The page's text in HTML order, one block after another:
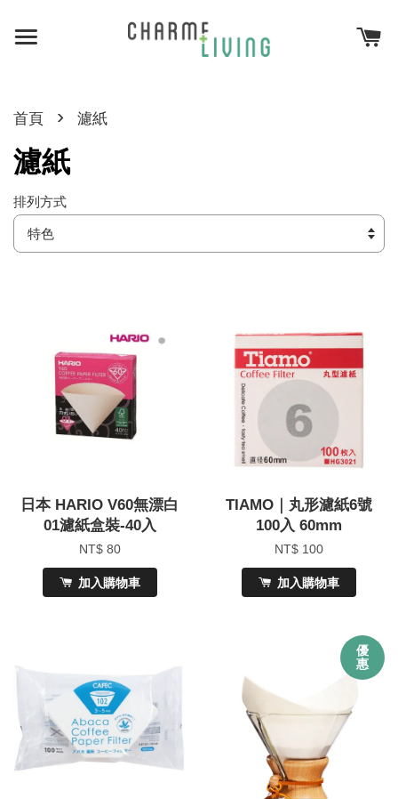
首頁 › 濾紙
濾紙
排列方式
日本 HARIO V60無漂白
01濾紙盒裝-40入
NT$ 80
加入購物車
TIAMO｜丸形濾紙6號
100入 60mm
NT$ 100
加入購物車
優
惠